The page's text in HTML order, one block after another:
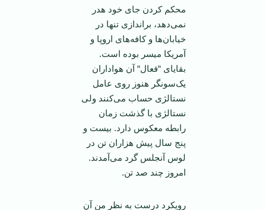
محکم کردن جای خود هدر
نمی‌دهد، براندازی تنها در
خیابان‌ها و کافه‌های اروپا و
آمریکا میسر بوده است.
بقایای “فعال“ آن هواداران
یک‌سو‌نگر هنوز روی عامل
نستالژی حساب می‌کنند ولی
نستالژی با گذشت زمان
رابطه معکوس دارد. بیست و
پنج سال پیش هزاران تن در
لوس آنجلس گرد می‌آمدند.
امروز چند صد تن.
رویکرد درست به نظر من آن